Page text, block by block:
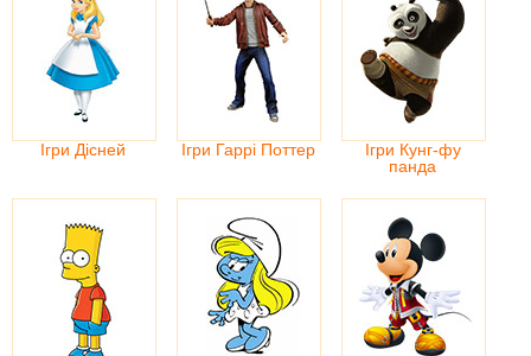
Ігри Дісней Ігри Гаррі Поттер
Ігри Кунг-фу
панда